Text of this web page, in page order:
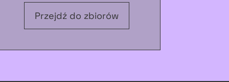
Przejdź do zbiorów